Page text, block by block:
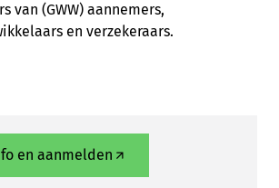
van (GWW) aannemers,
en verzekeraars.
en aanmelden